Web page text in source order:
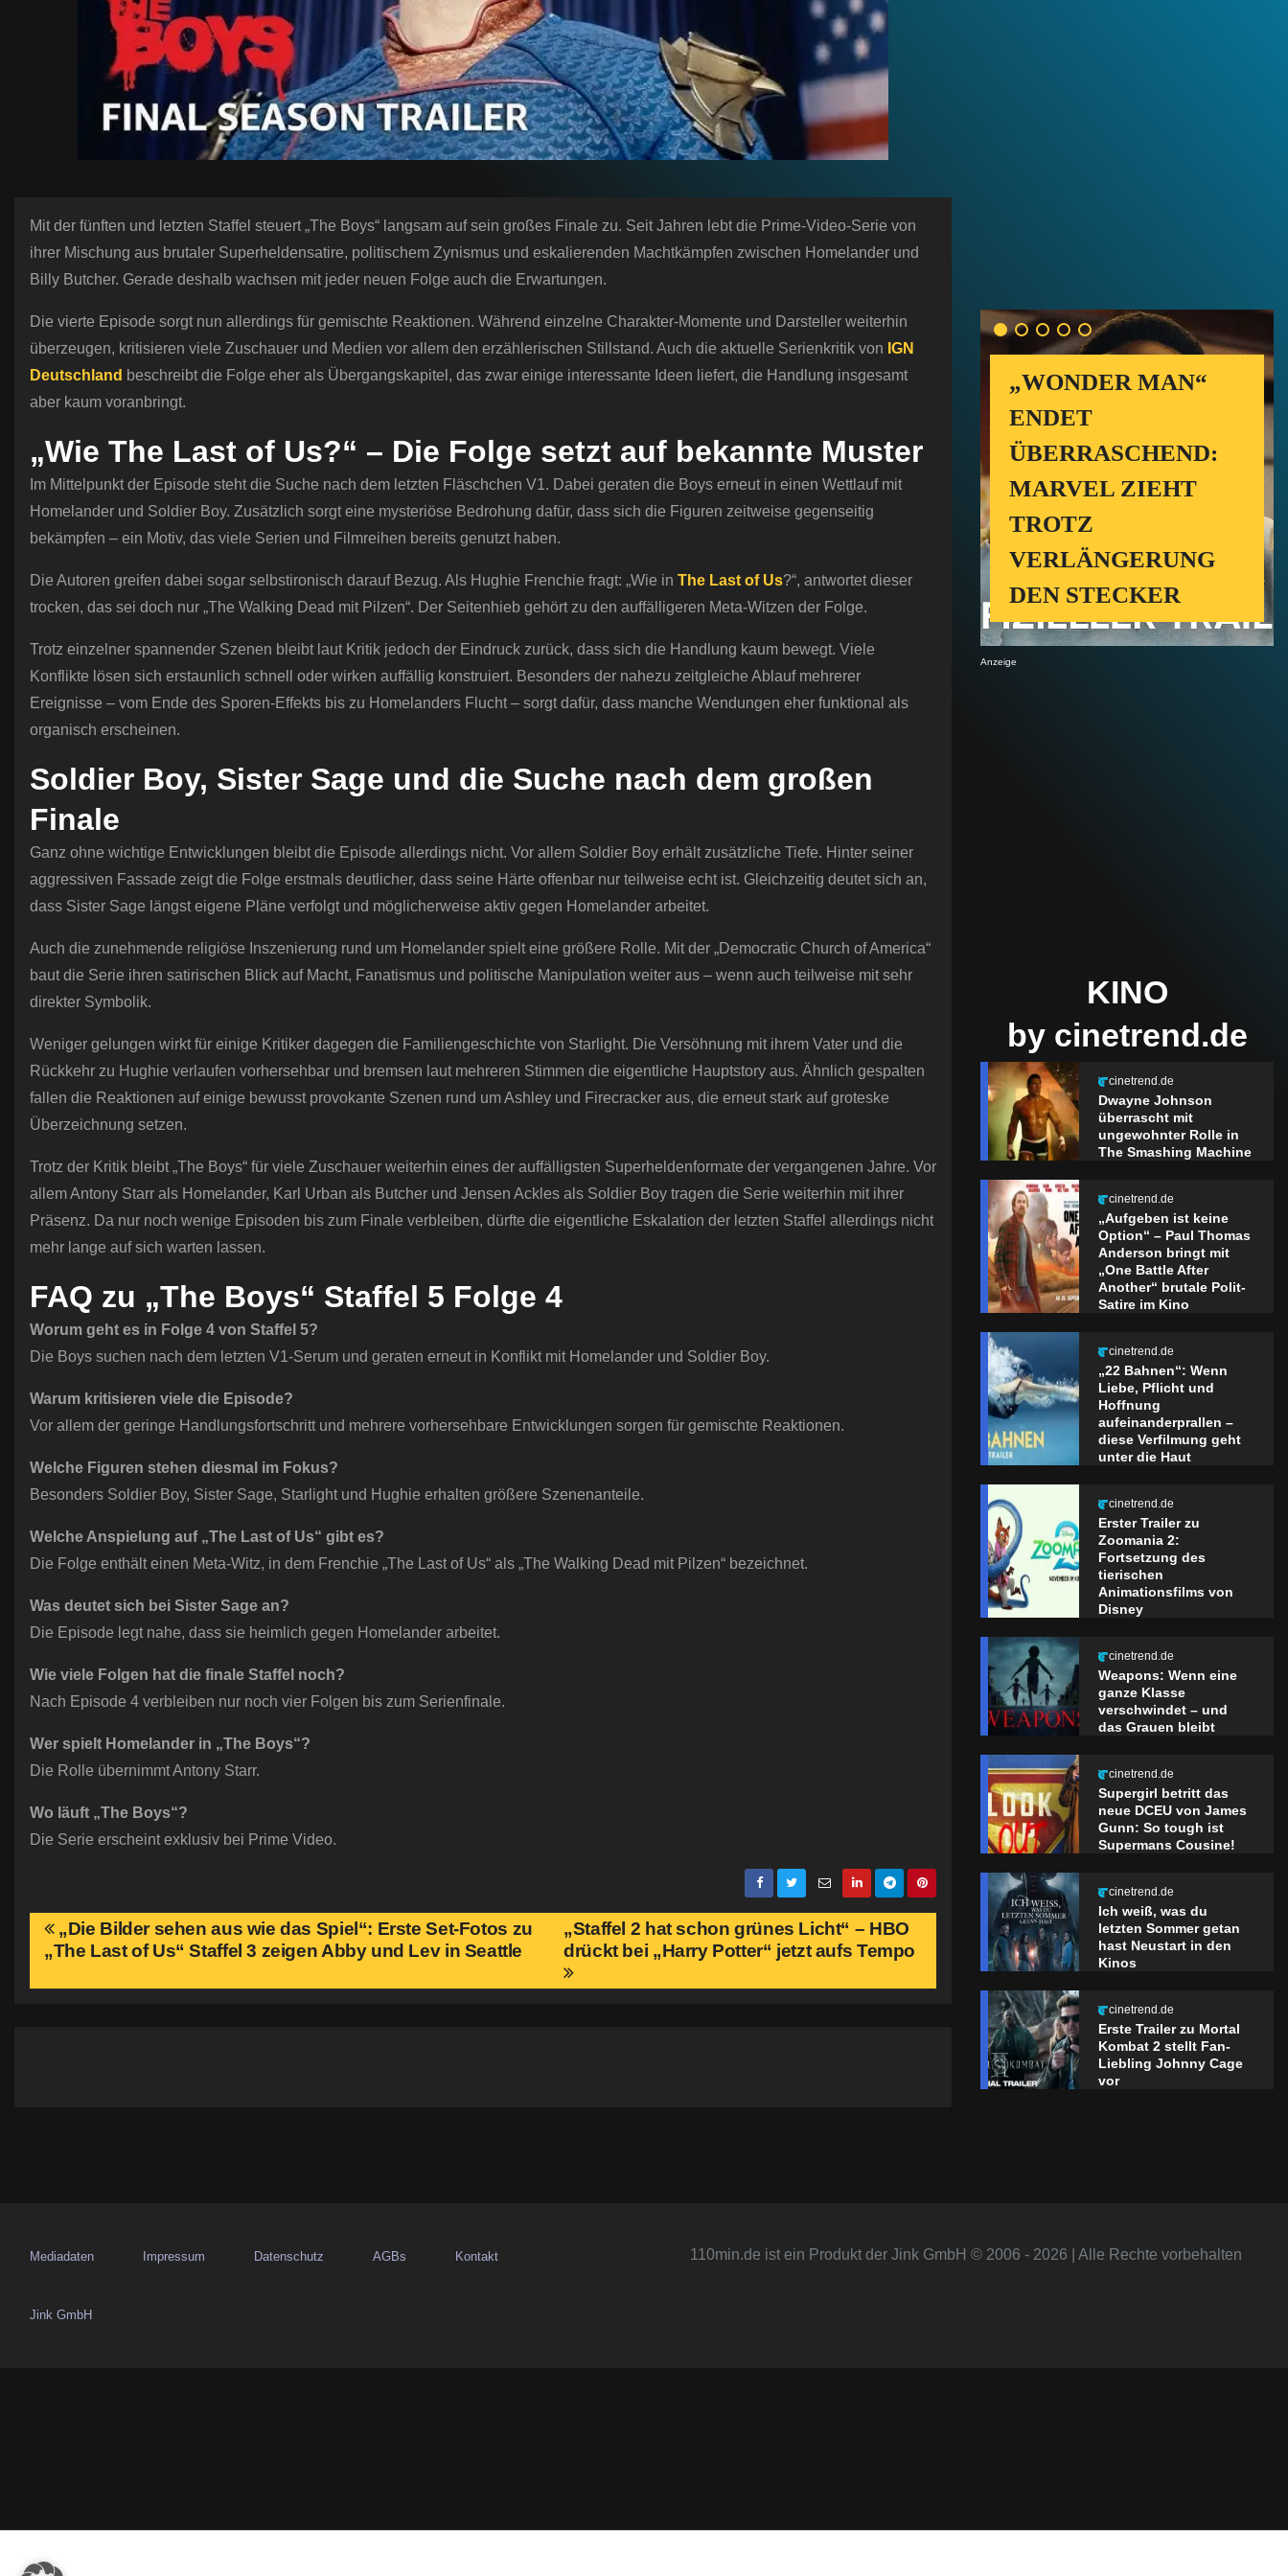
Mit der fünften und letzten Staffel steuert „The Boys“ langsam auf sein großes Finale zu. Seit Jahren lebt die Prime-Video-Serie von
ihrer Mischung aus brutaler Superheldensatire, politischem Zynismus und eskalierenden Machtkämpfen zwischen Homelander und
Billy Butcher. Gerade deshalb wachsen mit jeder neuen Folge auch die Erwartungen.
Die vierte Episode sorgt nun allerdings für gemischte Reaktionen. Während einzelne Charakter-Momente und Darsteller weiterhin
überzeugen, kritisieren viele Zuschauer und Medien vor allem den erzählerischen Stillstand. Auch die aktuelle Serienkritik von IGN
Deutschland beschreibt die Folge eher als Übergangskapitel, das zwar einige interessante Ideen liefert, die Handlung insgesamt
aber kaum voranbringt.
„Wie The Last of Us?“ – Die Folge setzt auf bekannte Muster
Im Mittelpunkt der Episode steht die Suche nach dem letzten Fläschchen V1. Dabei geraten die Boys erneut in einen Wettlauf mit
Homelander und Soldier Boy. Zusätzlich sorgt eine mysteriöse Bedrohung dafür, dass sich die Figuren zeitweise gegenseitig
bekämpfen – ein Motiv, das viele Serien und Filmreihen bereits genutzt haben.
Die Autoren greifen dabei sogar selbstironisch darauf Bezug. Als Hughie Frenchie fragt: „Wie in The Last of Us?“, antwortet dieser
trocken, das sei doch nur „The Walking Dead mit Pilzen“. Der Seitenhieb gehört zu den auffälligeren Meta-Witzen der Folge.
Trotz einzelner spannender Szenen bleibt laut Kritik jedoch der Eindruck zurück, dass sich die Handlung kaum bewegt. Viele
Konflikte lösen sich erstaunlich schnell oder wirken auffällig konstruiert. Besonders der nahezu zeitgleiche Ablauf mehrerer
Ereignisse – vom Ende des Sporen-Effekts bis zu Homelanders Flucht – sorgt dafür, dass manche Wendungen eher funktional als
organisch erscheinen.
Soldier Boy, Sister Sage und die Suche nach dem großen
Finale
Ganz ohne wichtige Entwicklungen bleibt die Episode allerdings nicht. Vor allem Soldier Boy erhält zusätzliche Tiefe. Hinter seiner
aggressiven Fassade zeigt die Folge erstmals deutlicher, dass seine Härte offenbar nur teilweise echt ist. Gleichzeitig deutet sich an,
dass Sister Sage längst eigene Pläne verfolgt und möglicherweise aktiv gegen Homelander arbeitet.
Auch die zunehmende religiöse Inszenierung rund um Homelander spielt eine größere Rolle. Mit der „Democratic Church of America“
baut die Serie ihren satirischen Blick auf Macht, Fanatismus und politische Manipulation weiter aus – wenn auch teilweise mit sehr
direkter Symbolik.
Weniger gelungen wirkt für einige Kritiker dagegen die Familiengeschichte von Starlight. Die Versöhnung mit ihrem Vater und die
Rückkehr zu Hughie verlaufen vorhersehbar und bremsen laut mehreren Stimmen die eigentliche Hauptstory aus. Ähnlich gespalten
fallen die Reaktionen auf einige bewusst provokante Szenen rund um Ashley und Firecracker aus, die erneut stark auf groteske
Überzeichnung setzen.
Trotz der Kritik bleibt „The Boys“ für viele Zuschauer weiterhin eines der auffälligsten Superheldenformate der vergangenen Jahre. Vor
allem Antony Starr als Homelander, Karl Urban als Butcher und Jensen Ackles als Soldier Boy tragen die Serie weiterhin mit ihrer
Präsenz. Da nur noch wenige Episoden bis zum Finale verbleiben, dürfte die eigentliche Eskalation der letzten Staffel allerdings nicht
mehr lange auf sich warten lassen.
FAQ zu „The Boys“ Staffel 5 Folge 4
Worum geht es in Folge 4 von Staffel 5?
Die Boys suchen nach dem letzten V1-Serum und geraten erneut in Konflikt mit Homelander und Soldier Boy.
Warum kritisieren viele die Episode?
Vor allem der geringe Handlungsfortschritt und mehrere vorhersehbare Entwicklungen sorgen für gemischte Reaktionen.
Welche Figuren stehen diesmal im Fokus?
Besonders Soldier Boy, Sister Sage, Starlight und Hughie erhalten größere Szenenanteile.
Welche Anspielung auf „The Last of Us“ gibt es?
Die Folge enthält einen Meta-Witz, in dem Frenchie „The Last of Us“ als „The Walking Dead mit Pilzen“ bezeichnet.
Was deutet sich bei Sister Sage an?
Die Episode legt nahe, dass sie heimlich gegen Homelander arbeitet.
Wie viele Folgen hat die finale Staffel noch?
Nach Episode 4 verbleiben nur noch vier Folgen bis zum Serienfinale.
Wer spielt Homelander in „The Boys“?
Die Rolle übernimmt Antony Starr.
Wo läuft „The Boys“?
Die Serie erscheint exklusiv bei Prime Video.
B
n
i
„Staffel 2 hat schon grünes Licht“ – HBO
drückt bei „Harry Potter“ jetzt aufs Tempo
„Die Bilder sehen aus wie das Spiel“: Erste Set-Fotos zu
„The Last of Us“ Staffel 3 zeigen Abby und Lev in Seattle
„WONDER MAN“
ENDET
ÜBERRASCHEND:
MARVEL ZIEHT
TROTZ
VERLÄNGERUNG
DEN STECKER
Anzeige
KINO
by cinetrend.de
cinetrend.de
Dwayne Johnson
überrascht mit
ungewohnter Rolle in
The Smashing Machine
cinetrend.de
„Aufgeben ist keine
Option“ – Paul Thomas
Anderson bringt mit
„One Battle After
Another“ brutale Polit-
Satire im Kino
cinetrend.de
„22 Bahnen“: Wenn
Liebe, Pflicht und
Hoffnung
aufeinanderprallen –
diese Verfilmung geht
unter die Haut
cinetrend.de
Erster Trailer zu
Zoomania 2:
Fortsetzung des
tierischen
Animationsfilms von
Disney
cinetrend.de
Weapons: Wenn eine
ganze Klasse
verschwindet – und
das Grauen bleibt
cinetrend.de
Supergirl betritt das
neue DCEU von James
Gunn: So tough ist
Supermans Cousine!
cinetrend.de
Ich weiß, was du
letzten Sommer getan
hast Neustart in den
Kinos
cinetrend.de
Erste Trailer zu Mortal
Kombat 2 stellt Fan-
Liebling Johnny Cage
vor
Mediadaten Impressum Datenschutz AGBs Kontakt
Jink GmbH
110min.de ist ein Produkt der Jink GmbH © 2006 - 2026 | Alle Rechte vorbehalten